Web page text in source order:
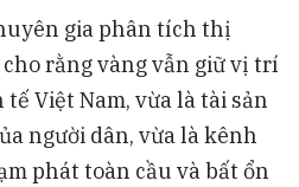
gia phân tích thị
rằng vàng vẫn giữ vị trí
Việt Nam, vừa là tài sản
người dân, vừa là kênh
phát toàn cầu và bất ổn